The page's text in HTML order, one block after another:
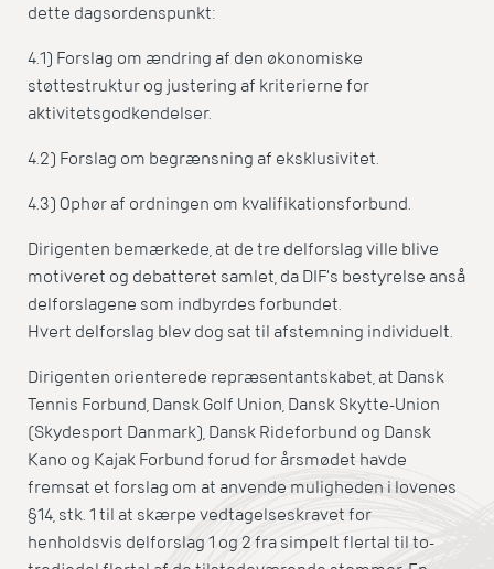
dette dagsordenspunkt:
4.1) Forslag om ændring af den økonomiske
støttestruktur og justering af kriterierne for
aktivitetsgodkendelser.
4.2) Forslag om begrænsning af eksklusivitet.
4.3) Ophør af ordningen om kvalifikationsforbund.
Dirigenten bemærkede, at de tre delforslag ville blive
motiveret og debatteret samlet, da DIF’s bestyrelse anså
delforslagene som indbyrdes forbundet.
Hvert delforslag blev dog sat til afstemning individuelt.
Dirigenten orienterede repræsentantskabet, at Dansk
Tennis Forbund, Dansk Golf Union, Dansk Skytte-Union
(Skydesport Danmark), Dansk Rideforbund og Dansk
Kano og Kajak Forbund forud for årsmødet havde
fremsat et forslag om at anvende muligheden i lovenes
§14, stk. 1 til at skærpe vedtagelseskravet for
henholdsvis delforslag 1 og 2 fra simpelt flertal til to-